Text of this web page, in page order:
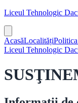
Liceul Tehnologic
AcasăLocalități
Liceul Tehnologic